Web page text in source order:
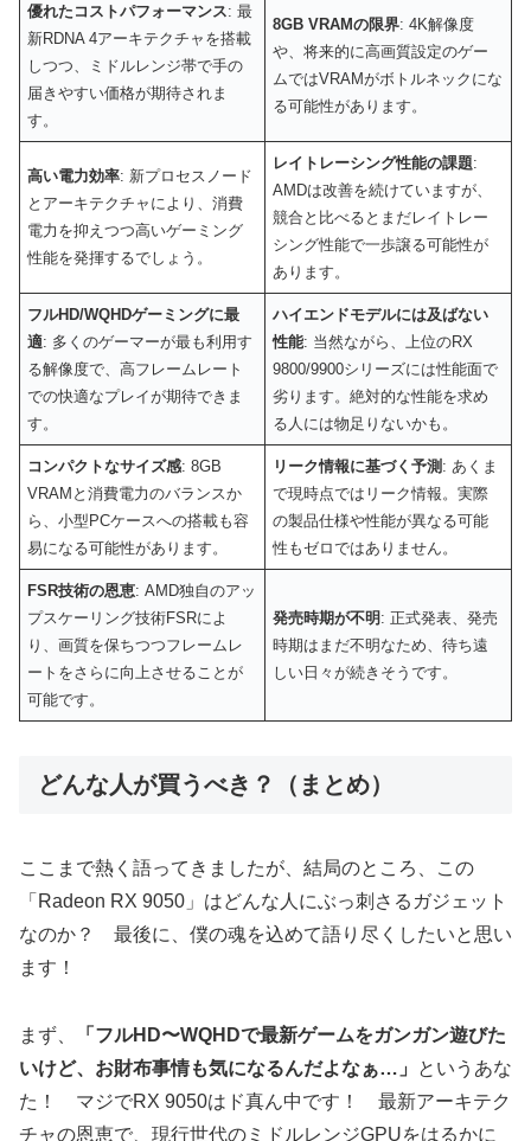
優れたコストパフォーマンス: 最
新RDNA 4アーキテクチャを搭載
しつつ、ミドルレンジ帯で手の
届きやすい価格が期待されま
す。
8GB VRAMの限界: 4K解像度
や、将来的に高画質設定のゲー
ムではVRAMがボトルネックにな
る可能性があります。
高い電力効率: 新プロセスノード
とアーキテクチャにより、消費
電力を抑えつつ高いゲーミング
性能を発揮するでしょう。
レイトレーシング性能の課題:
AMDは改善を続けていますが、
競合と比べるとまだレイトレー
シング性能で一歩譲る可能性が
あります。
フルHD/WQHDゲーミングに最
適: 多くのゲーマーが最も利用す
る解像度で、高フレームレート
での快適なプレイが期待できま
す。
ハイエンドモデルには及ばない
性能: 当然ながら、上位のRX
9800/9900シリーズには性能面で
劣ります。絶対的な性能を求め
る人には物足りないかも。
コンパクトなサイズ感: 8GB
VRAMと消費電力のバランスか
ら、小型PCケースへの搭載も容
易になる可能性があります。
リーク情報に基づく予測 : あくま
で現時点ではリーク情報。実際
の製品仕様や性能が異なる可能
性もゼロではありません。
FSR技術の恩恵: AMD独自のアッ
プスケーリング技術FSRによ
り、画質を保ちつつフレームレ
ートをさらに向上させることが
可能です。
発売時期が不明 : 正式発表、発売
時期はまだ不明なため、待ち遠
しい日々が続きそうです。
どんな人が買うべき？（まとめ）
ここまで熱く語ってきましたが、結局のところ、この
「Radeon RX 9050」はどんな人にぶっ刺さるガジェット
なのか？ 最後に、僕の魂を込めて語り尽くしたいと思い
ます！
まず、
「フルHD〜WQHDで最新ゲームをガンガン遊びた
いけど、お財布事情も気になるんだよなぁ…」
というあな
た！ マジでRX 9050はド真ん中です！ 最新アーキテク
チャの恩恵で、現行世代のミドルレンジGPUをはるかに